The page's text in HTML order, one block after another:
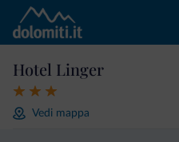
Hotel Linger
Vedi mappa